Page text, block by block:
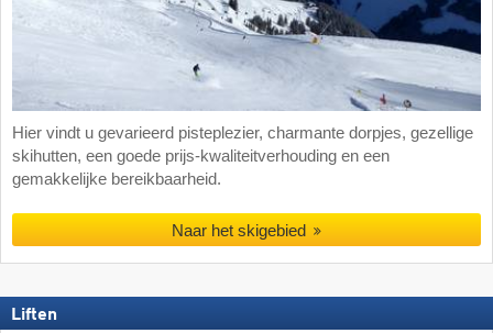
Hier vindt u gevarieerd pisteplezier, charmante dorpjes, gezellige
skihutten, een goede prijs-kwaliteitverhouding en een
gemakkelijke bereikbaarheid.
Naar het skigebied
Liften